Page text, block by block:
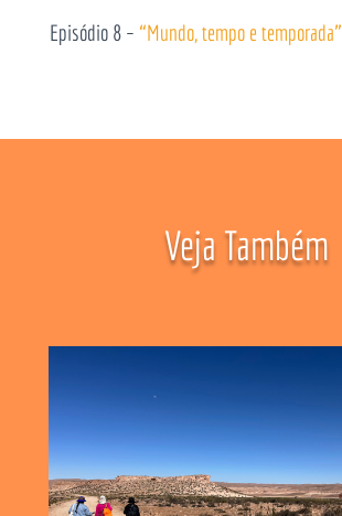
Episódio 8 – “Mundo, tempo e temporada”
Veja Também